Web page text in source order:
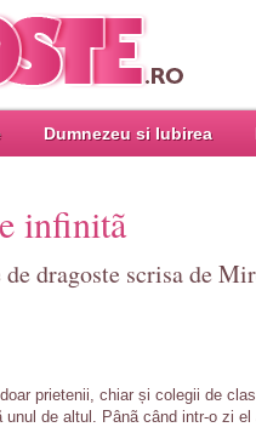
Dumnezeu si Iubirea
infinitã
de dragoste scrisa de
prietenii, chiar și colegii de
de altul. Pânã când intr-o zi